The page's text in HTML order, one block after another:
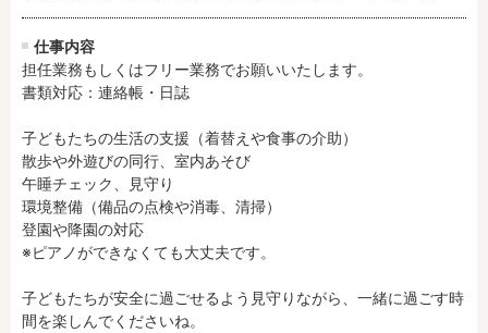
仕事内容
担任業務もしくはフリー業務でお願いいたします。
書類対応：連絡帳・日誌
子どもたちの生活の支援（着替えや食事の介助）
散歩や外遊びの同行、室内あそび
午睡チェック、見守り
環境整備（備品の点検や消毒、清掃）
登園や降園の対応
※ピアノができなくても大丈夫です。
子どもたちが安全に過ごせるよう見守りながら、一緒に過ごす時
間を楽しんでくださいね。
特徴
時間固定
土日祝休み
残業3時間以内
13時までのお仕事
15時までのお仕事
13時以降スタート
16時以降スタート
実働5時間以内
週3日以内
土日祝のお仕事
時給1600円～
書類対応なし
社会保険完備
住宅手当・借上社宅
資格不問